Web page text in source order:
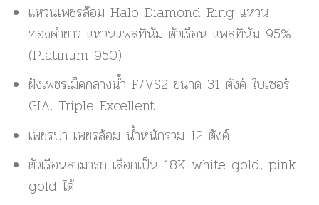
แหวนเพชรล้อม Halo Diamond Ring แหวน
ทองคำขาว แหวนแพลทินัม ตัวเรือน แพลทินัม 95%
(Platinum 950)
ฝังเพชรเม็ดกลางน้ำ F/VS2 ขนาด 31 ตังค์ ใบเซอร์
GIA, Triple Excellent
เพชรบ่า เพชรล้อม น้ำหนักรวม 12 ตังค์
ตัวเรือนสามารถ เลือกเป็น 18K white gold, pink
gold ได้